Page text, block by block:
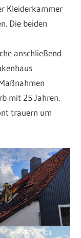
Kleiderkammer
Die beiden
anschließend
mit 25 Jahren.
trauern um